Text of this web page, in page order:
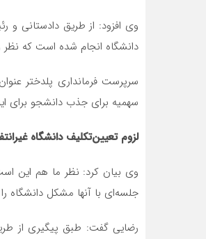
وی افزود: از طریق دادستانی و
دانشگاه انجام شده است که
سرپرست فرمانداری پلدختر
سهمیه برای جذب دانشجو برای
لزوم تعیین‌تکلیف دانشگاه
وی بیان کرد: نظر ما هم این
جلسه‌ای با آنها مشکل دانشگاه
رضایی گفت: طبق پیگیری از